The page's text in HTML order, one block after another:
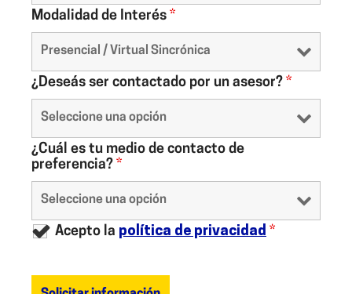
Modalidad de Interés *
¿Deseás ser contactado por un asesor? *
¿Cuál es tu medio de contacto de
preferencia? *
Acepto la política de privacidad *